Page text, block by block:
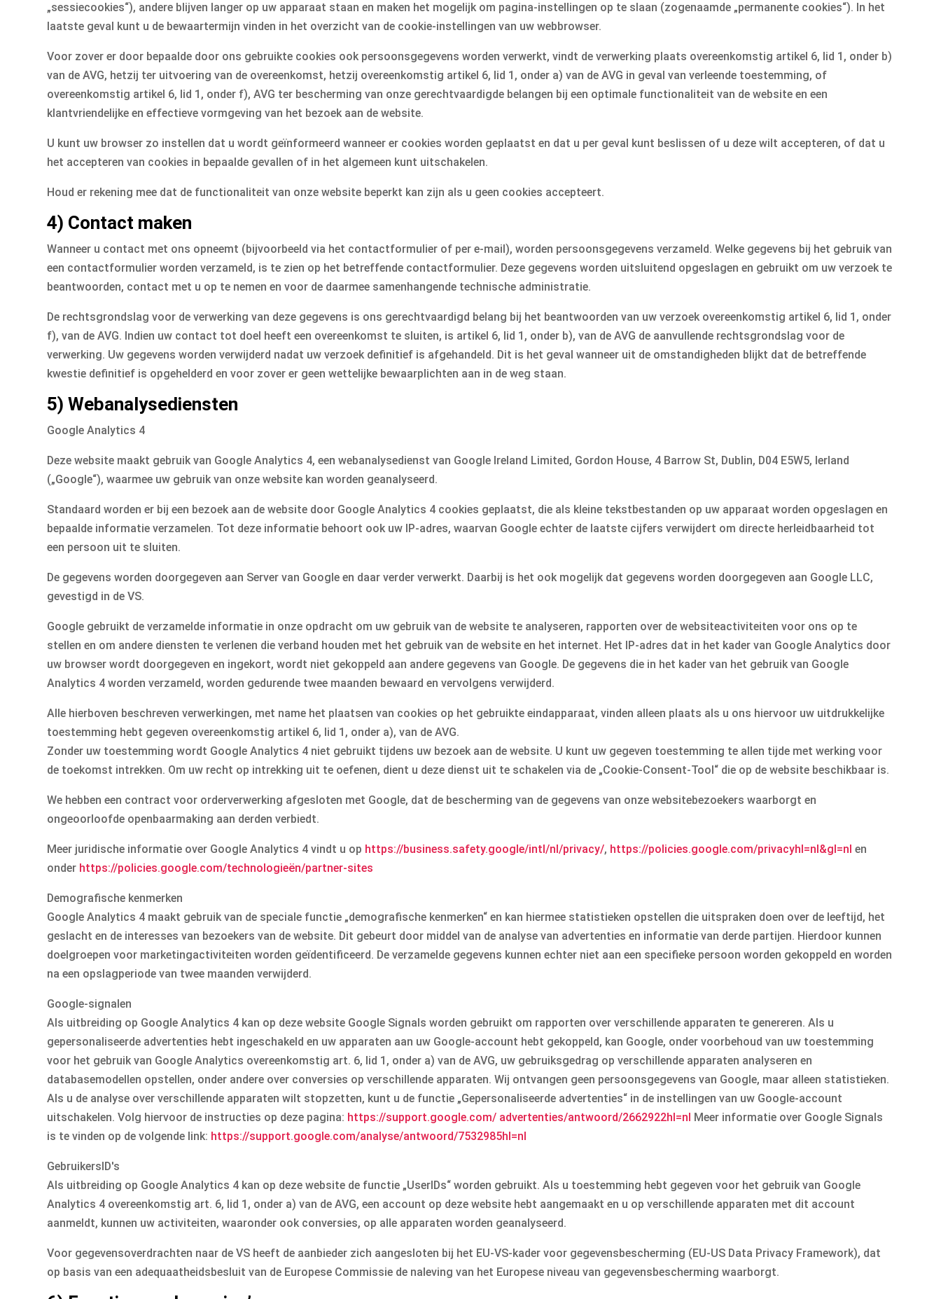
„sessiecookies“), andere blijven langer op uw apparaat staan en maken het mogelijk om pagina-instellingen op te slaan (zogenaamde „permanente cookies“). In het
laatste geval kunt u de bewaartermijn vinden in het overzicht van de cookie-instellingen van uw webbrowser.
Voor zover er door bepaalde door ons gebruikte cookies ook persoonsgegevens worden verwerkt, vindt de verwerking plaats overeenkomstig artikel 6, lid 1, onder b)
van de AVG, hetzij ter uitvoering van de overeenkomst, hetzij overeenkomstig artikel 6, lid 1, onder a) van de AVG in geval van verleende toestemming, of
overeenkomstig artikel 6, lid 1, onder f), AVG ter bescherming van onze gerechtvaardigde belangen bij een optimale functionaliteit van de website en een
klantvriendelijke en effectieve vormgeving van het bezoek aan de website.
U kunt uw browser zo instellen dat u wordt geïnformeerd wanneer er cookies worden geplaatst en dat u per geval kunt beslissen of u deze wilt accepteren, of dat u
het accepteren van cookies in bepaalde gevallen of in het algemeen kunt uitschakelen.
Houd er rekening mee dat de functionaliteit van onze website beperkt kan zijn als u geen cookies accepteert.
4) Contact maken
Wanneer u contact met ons opneemt (bijvoorbeeld via het contactformulier of per e-mail), worden persoonsgegevens verzameld. Welke gegevens bij het gebruik van
een contactformulier worden verzameld, is te zien op het betreffende contactformulier. Deze gegevens worden uitsluitend opgeslagen en gebruikt om uw verzoek te
beantwoorden, contact met u op te nemen en voor de daarmee samenhangende technische administratie.
De rechtsgrondslag voor de verwerking van deze gegevens is ons gerechtvaardigd belang bij het beantwoorden van uw verzoek overeenkomstig artikel 6, lid 1, onder
f), van de AVG. Indien uw contact tot doel heeft een overeenkomst te sluiten, is artikel 6, lid 1, onder b), van de AVG de aanvullende rechtsgrondslag voor de
verwerking. Uw gegevens worden verwijderd nadat uw verzoek definitief is afgehandeld. Dit is het geval wanneer uit de omstandigheden blijkt dat de betreffende
kwestie definitief is opgehelderd en voor zover er geen wettelijke bewaarplichten aan in de weg staan.
5) Webanalysediensten
Google Analytics 4
Deze website maakt gebruik van Google Analytics 4, een webanalysedienst van Google Ireland Limited, Gordon House, 4 Barrow St, Dublin, D04 E5W5, Ierland
(„Google“), waarmee uw gebruik van onze website kan worden geanalyseerd.
Standaard worden er bij een bezoek aan de website door Google Analytics 4 cookies geplaatst, die als kleine tekstbestanden op uw apparaat worden opgeslagen en
bepaalde informatie verzamelen. Tot deze informatie behoort ook uw IP-adres, waarvan Google echter de laatste cijfers verwijdert om directe herleidbaarheid tot
een persoon uit te sluiten.
De gegevens worden doorgegeven aan Server van Google en daar verder verwerkt. Daarbij is het ook mogelijk dat gegevens worden doorgegeven aan Google LLC,
gevestigd in de VS.
Google gebruikt de verzamelde informatie in onze opdracht om uw gebruik van de website te analyseren, rapporten over de websiteactiviteiten voor ons op te
stellen en om andere diensten te verlenen die verband houden met het gebruik van de website en het internet. Het IP-adres dat in het kader van Google Analytics door
uw browser wordt doorgegeven en ingekort, wordt niet gekoppeld aan andere gegevens van Google. De gegevens die in het kader van het gebruik van Google
Analytics 4 worden verzameld, worden gedurende twee maanden bewaard en vervolgens verwijderd.
Alle hierboven beschreven verwerkingen, met name het plaatsen van cookies op het gebruikte eindapparaat, vinden alleen plaats als u ons hiervoor uw uitdrukkelijke
toestemming hebt gegeven overeenkomstig artikel 6, lid 1, onder a), van de AVG.
Zonder uw toestemming wordt Google Analytics 4 niet gebruikt tijdens uw bezoek aan de website. U kunt uw gegeven toestemming te allen tijde met werking voor
de toekomst intrekken. Om uw recht op intrekking uit te oefenen, dient u deze dienst uit te schakelen via de „Cookie-Consent-Tool“ die op de website beschikbaar is.
We hebben een contract voor orderverwerking afgesloten met Google, dat de bescherming van de gegevens van onze websitebezoekers waarborgt en
ongeoorloofde openbaarmaking aan derden verbiedt.
Meer juridische informatie over Google Analytics 4 vindt u op https://business.safety.google/intl/nl/privacy/, https://policies.google.com/privacyhl=nl&gl=nl en
onder https://policies.google.com/technologieën/partner-sites
Demografische kenmerken
Google Analytics 4 maakt gebruik van de speciale functie „demografische kenmerken“ en kan hiermee statistieken opstellen die uitspraken doen over de leeftijd, het
geslacht en de interesses van bezoekers van de website. Dit gebeurt door middel van de analyse van advertenties en informatie van derde partijen. Hierdoor kunnen
doelgroepen voor marketingactiviteiten worden geïdentificeerd. De verzamelde gegevens kunnen echter niet aan een specifieke persoon worden gekoppeld en worden
na een opslagperiode van twee maanden verwijderd.
Google-signalen
Als uitbreiding op Google Analytics 4 kan op deze website Google Signals worden gebruikt om rapporten over verschillende apparaten te genereren. Als u
gepersonaliseerde advertenties hebt ingeschakeld en uw apparaten aan uw Google-account hebt gekoppeld, kan Google, onder voorbehoud van uw toestemming
voor het gebruik van Google Analytics overeenkomstig art. 6, lid 1, onder a) van de AVG, uw gebruiksgedrag op verschillende apparaten analyseren en
databasemodellen opstellen, onder andere over conversies op verschillende apparaten. Wij ontvangen geen persoonsgegevens van Google, maar alleen statistieken.
Als u de analyse over verschillende apparaten wilt stopzetten, kunt u de functie „Gepersonaliseerde advertenties“ in de instellingen van uw Google-account
uitschakelen. Volg hiervoor de instructies op deze pagina: https://support.google.com/ advertenties/antwoord/2662922hl=nl Meer informatie over Google Signals
is te vinden op de volgende link: https://support.google.com/analyse/antwoord/7532985hl=nl
GebruikersID's
Als uitbreiding op Google Analytics 4 kan op deze website de functie „UserIDs“ worden gebruikt. Als u toestemming hebt gegeven voor het gebruik van Google
Analytics 4 overeenkomstig art. 6, lid 1, onder a) van de AVG, een account op deze website hebt aangemaakt en u op verschillende apparaten met dit account
aanmeldt, kunnen uw activiteiten, waaronder ook conversies, op alle apparaten worden geanalyseerd.
Voor gegevensoverdrachten naar de VS heeft de aanbieder zich aangesloten bij het EU-VS-kader voor gegevensbescherming (EU-US Data Privacy Framework), dat
op basis van een adequaatheidsbesluit van de Europese Commissie de naleving van het Europese niveau van gegevensbescherming waarborgt.